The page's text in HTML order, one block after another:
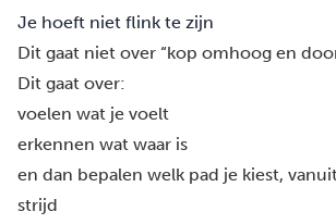
Je hoeft niet flink te zijn
Dit gaat niet over “kop omhoog en
Dit gaat over:
voelen wat je voelt
erkennen wat waar is
en dan bepalen welk pad je kiest,
strijd